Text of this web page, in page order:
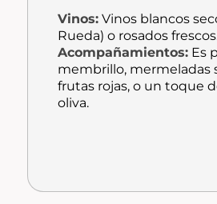
Vinos: Vinos blancos
Rueda) o rosados
Acompañamientos: Es
membrillo, mermeladas
frutas rojas, o un toque
oliva.